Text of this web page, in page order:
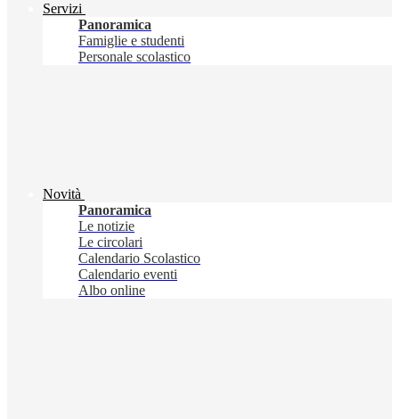
Servizi
Panoramica
Famiglie e studenti
Personale scolastico
Novità
Panoramica
Le notizie
Le circolari
Calendario Scolastico
Calendario eventi
Albo online